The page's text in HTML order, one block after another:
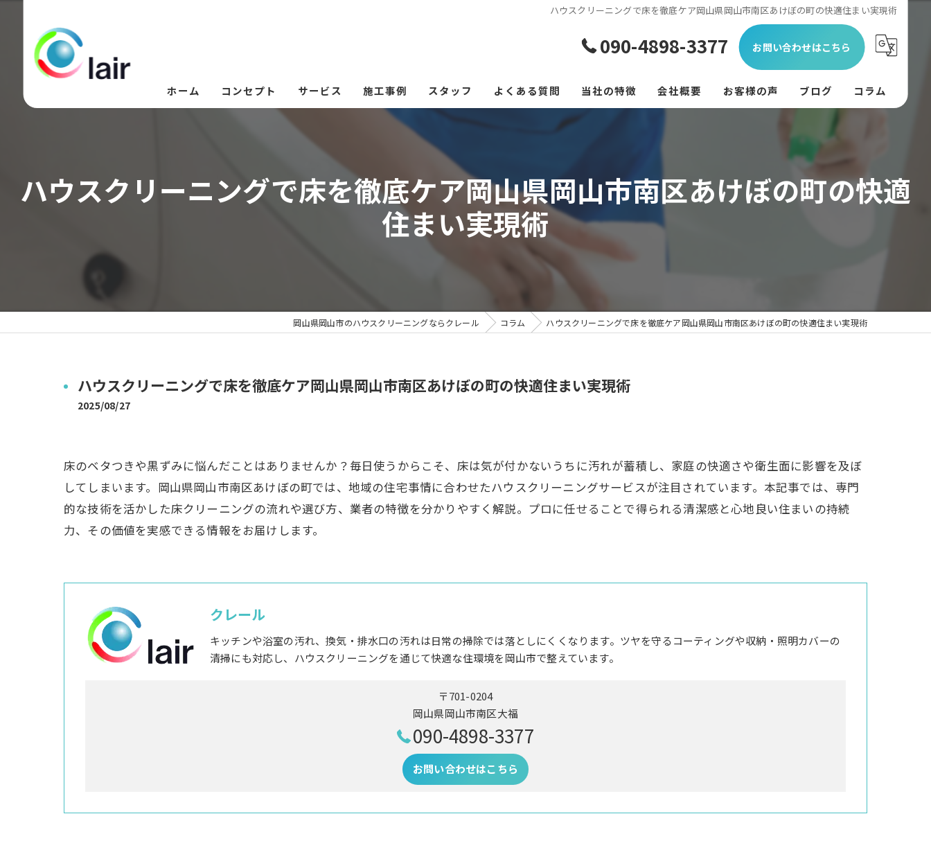
ハウスクリーニングで床を徹底ケア岡山県岡山市南区あけぼの町の快適住まい実現術
090-4898-3377 お問い合わせはこちら
ホーム コンセプト サービス 施工事例 スタッフ よくある質問 当社の特徴
フローリング
会社概要 お客様の声 ブログ コラム
ハウスクリーニングで床を徹底ケア岡山県岡山市南区あけぼの町の快適
住まい実現術
岡山県岡山市のハウスクリーニングならクレール コラム ハウスクリーニングで床を徹底ケア岡山県岡山市南区あけぼの町の快適住まい実現術
ハウスクリーニングで床を徹底ケア岡山県岡山市南区あけぼの町の快適住まい実現術
2025/08/27
床のベタつきや黒ずみに悩んだことはありませんか？毎日使うからこそ、床は気が付かないうちに汚れが蓄積し、家庭の快適さや衛生面に影響を及ぼ
してしまいます。岡山県岡山市南区あけぼの町では、地域の住宅事情に合わせたハウスクリーニングサービスが注目されています。本記事では、専門
的な技術を活かした床クリーニングの流れや選び方、業者の特徴を分かりやすく解説。プロに任せることで得られる清潔感と心地良い住まいの持続
力、その価値を実感できる情報をお届けします。
クレール
キッチンや浴室の汚れ、換気・排水口の汚れは日常の掃除では落としにくくなります。ツヤを守るコーティングや収納・照明カバーの
清掃にも対応し、ハウスクリーニングを通じて快適な住環境を岡山市で整えています。
〒701-0204
岡山県岡山市南区大福
090-4898-3377
お問い合わせはこちら